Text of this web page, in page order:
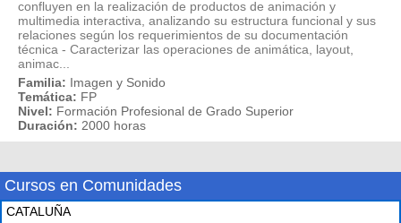
confluyen en la realización de productos de animación y
multimedia interactiva, analizando su estructura funcional y sus
relaciones según los requerimientos de su documentación
técnica - Caracterizar las operaciones de animática, layout,
animac...
Familia: Imagen y Sonido
Temática: FP
Nivel: Formación Profesional de Grado Superior
Duración: 2000 horas
Cursos en Comunidades
CATALUÑA